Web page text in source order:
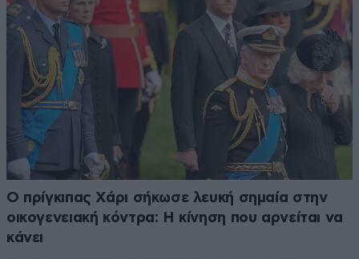
Ο πρίγκιπας Χάρι σήκωσε λευκή σημαία στην
οικογενειακή κόντρα: Η κίνηση που αρνείται να
κάνει